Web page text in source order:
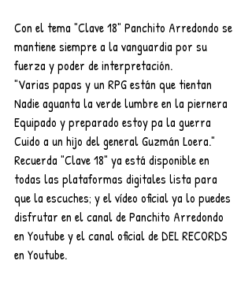
Con el tema "Clave 18" Panchito Arredondo se
mantiene siempre a la vanguardia por su
fuerza y poder de interpretación.
"Varias papas y un RPG están que tientan
Nadie aguanta la verde lumbre en la piernera
Equipado y preparado estoy pa la guerra
Cuido a un hijo del general Guzmán Loera."
Recuerda "Clave 18" ya está disponible en
todas las plataformas digitales lista para
que la escuches; y el vídeo oficial ya lo puedes
disfrutar en el canal de Panchito Arredondo
en Youtube y el canal oficial de DEL RECORDS
en Youtube.